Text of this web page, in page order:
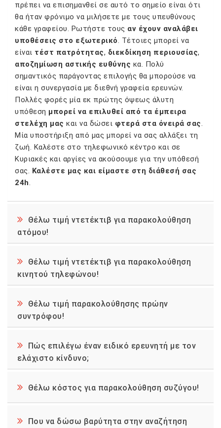
πρέπει να επισημανθεί σε αυτό το σημείο είναι ότι
θα ήταν φρόνιμο να μιλήσετε με τους υπευθύνους
κάθε γραφείου. Ρωτήστε τους αν έχουν αναλάβει
υποθέσεις στο εξωτερικό. Τέτοιες μπορεί να
είναι τέστ πατρότητας, διεκδίκηση περιουσίας,
αποζημίωση αστικής ευθύνης κα. Πολύ
σημαντικός παράγοντας επιλογής θα μπορούσε να
είναι η συνεργασία με διεθνή γραφεία ερευνών.
Πολλές φορές μία εκ πρώτης όψεως άλυτη
υπόθεση μπορεί να επιλυθεί από τα έμπειρα
στελέχη μας και να δώσει φτερά στα όνειρά σας.
Μία υποστήριξη από μας μπορεί να σας αλλάξει τη
ζωή. Καλέστε στο τηλεφωνικό κέντρο και σε
Κυριακές και αργίες να ακούσουμε για την υπόθεσή
σας. Καλέστε μας και είμαστε στη διάθεσή σας
24h.
Θέλω τιμή ντετέκτιβ για παρακολούθηση
ατόμου!
Θέλω τιμή ντετέκτιβ για παρακολούθηση
κινητού τηλεφώνου!
Θέλω τιμή παρακολούθησης πρώην
συντρόφου!
Πώς επιλέγω έναν ειδικό ερευνητή με τον
ελάχιστο κίνδυνο;
Θέλω κόστος για παρακολούθηση συζύγου!
Που να δώσω βαρύτητα στην αναζήτηση